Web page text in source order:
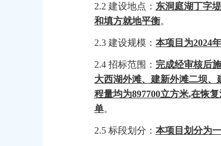
2.2 建设地点： 东洞庭湖丁字
和填方就地平衡。
2.3 建设规模：本项目为2024
2.4 招标范围： 完成经审核后
大西湖外滩、建新外滩二坝、
程量均为897700立方米,在恢
单。
2.5 标段划分：本项目划分为